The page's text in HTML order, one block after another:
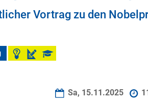
Vortrag zu den
Sa, 15.11.2025